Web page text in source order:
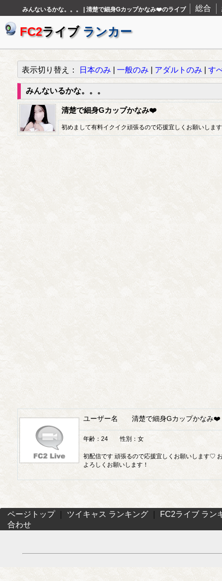
みんないるかな。。。 | 清楚で細身Gカップかなみ❤️のライブ 総合
FC2ライブ ランカー
表示切り替え： 日本のみ 一般のみ アダルトのみ す
みんないるかな。。。
清楚で細身Gカップかなみ❤️
初めまして有料イクイク頑張るので応援宜しくお願いしま
ユーザー名 清楚で細身Gカップかなみ❤️
年齢：24 性別：女
初配信です 頑張るので応援宜しくお願いします♡
よろしくお願いします！
ページトップ｜ ツイキャス ランキング
FC2ライブ ラン
合わせ